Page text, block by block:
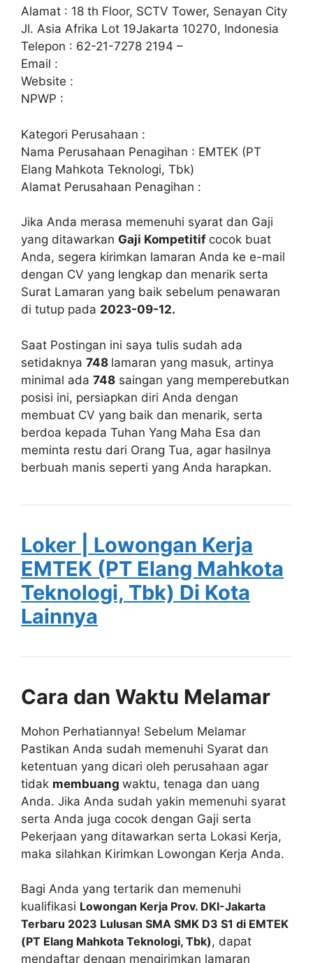
Alamat : 18 th Floor, SCTV Tower, Senayan City
Jl. Asia Afrika Lot 19Jakarta 10270, Indonesia
Telepon : 62-21-7278 2194 –
Email :
Website :
NPWP :
Kategori Perusahaan :
Nama Perusahaan Penagihan : EMTEK (PT
Elang Mahkota Teknologi, Tbk)
Alamat Perusahaan Penagihan :
Jika Anda merasa memenuhi syarat dan Gaji
yang ditawarkan Gaji Kompetitif cocok buat
Anda, segera kirimkan lamaran Anda ke e-mail
dengan CV yang lengkap dan menarik serta
Surat Lamaran yang baik sebelum penawaran
di tutup pada 2023-09-12.
Saat Postingan ini saya tulis sudah ada
setidaknya 748 lamaran yang masuk, artinya
minimal ada 748 saingan yang memperebutkan
posisi ini, persiapkan diri Anda dengan
membuat CV yang baik dan menarik, serta
berdoa kepada Tuhan Yang Maha Esa dan
meminta restu dari Orang Tua, agar hasilnya
berbuah manis seperti yang Anda harapkan.
Loker | Lowongan Kerja
EMTEK (PT Elang Mahkota
Teknologi, Tbk) Di Kota
Lainnya
Cara dan Waktu Melamar
Mohon Perhatiannya! Sebelum Melamar
Pastikan Anda sudah memenuhi Syarat dan
ketentuan yang dicari oleh perusahaan agar
tidak membuang waktu, tenaga dan uang
Anda. Jika Anda sudah yakin memenuhi syarat
serta Anda juga cocok dengan Gaji serta
Pekerjaan yang ditawarkan serta Lokasi Kerja,
maka silahkan Kirimkan Lowongan Kerja Anda.
Bagi Anda yang tertarik dan memenuhi
kualifikasi Lowongan Kerja Prov. DKI-Jakarta
Terbaru 2023 Lulusan SMA SMK D3 S1 di EMTEK
(PT Elang Mahkota Teknologi, Tbk), dapat
mendaftar dengan mengirimkan lamaran